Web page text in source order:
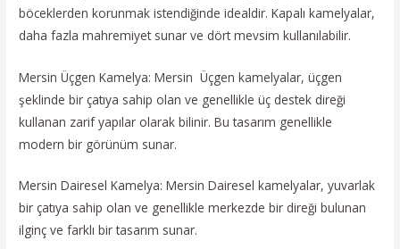
böceklerden korunmak istendiğinde idealdir. Kapalı kamelyalar,
daha fazla mahremiyet sunar ve dört mevsim kullanılabilir.
Mersin Üçgen Kamelya: Mersin Üçgen kamelyalar, üçgen
şeklinde bir çatıya sahip olan ve genellikle üç destek direği
kullanan zarif yapılar olarak bilinir. Bu tasarım genellikle
modern bir görünüm sunar.
Mersin Dairesel Kamelya: Mersin Dairesel kamelyalar, yuvarlak
bir çatıya sahip olan ve genellikle merkezde bir direği bulunan
ilginç ve farklı bir tasarım sunar.